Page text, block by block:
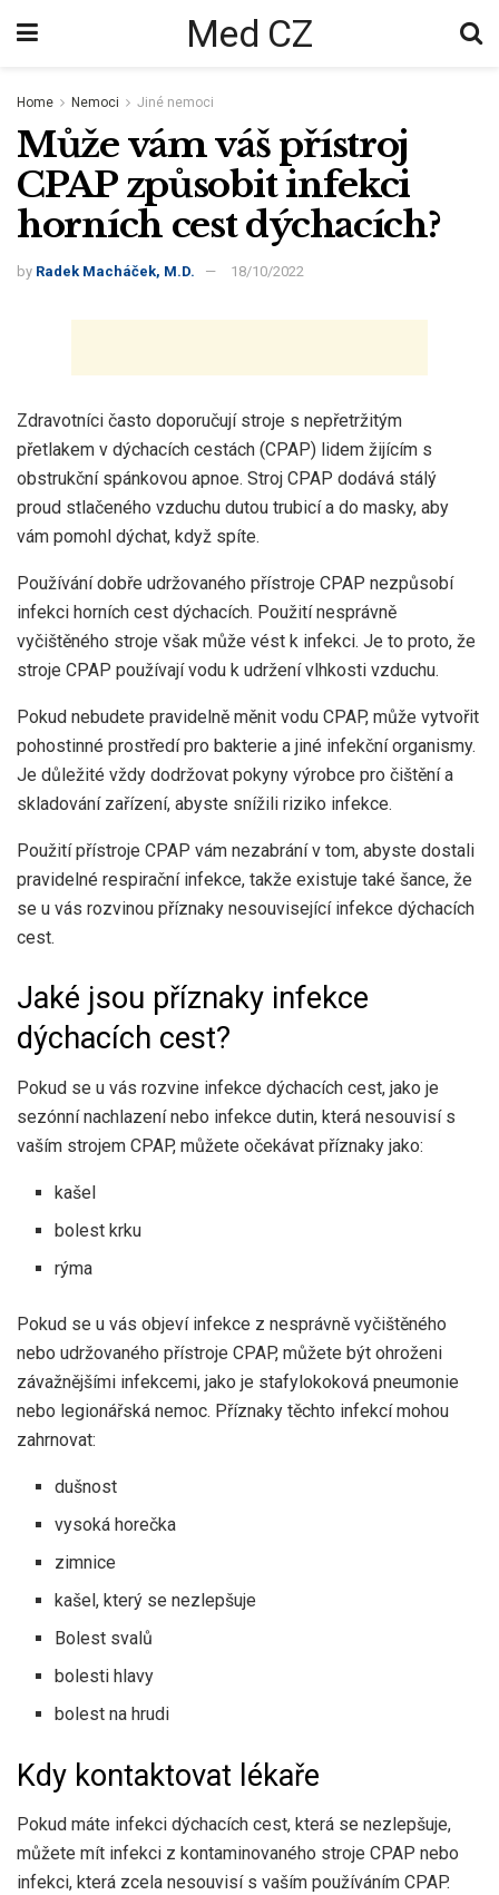
Med CZ
Home Nemoci Jiné nemoci
Může vám váš přístroj
CPAP způsobit infekci
horních cest dýchacích?
by Radek Macháček, M.D. 18/10/2022
Zdravotníci často doporučují stroje s nepřetržitým
přetlakem v dýchacích cestách (CPAP) lidem žijícím s
obstrukční spánkovou apnoe. Stroj CPAP dodává stálý
proud stlačeného vzduchu dutou trubicí a do masky, aby
vám pomohl dýchat, když spíte.
Používání dobře udržovaného přístroje CPAP nezpůsobí
infekci horních cest dýchacích. Použití nesprávně
vyčištěného stroje však může vést k infekci. Je to proto, že
stroje CPAP používají vodu k udržení vlhkosti vzduchu.
Pokud nebudete pravidelně měnit vodu CPAP, může vytvořit
pohostinné prostředí pro bakterie a jiné infekční organismy.
Je důležité vždy dodržovat pokyny výrobce pro čištění a
skladování zařízení, abyste snížili riziko infekce.
Použití přístroje CPAP vám nezabrání v tom, abyste dostali
pravidelné respirační infekce, takže existuje také šance, že
se u vás rozvinou příznaky nesouvisející infekce dýchacích
cest.
Jaké jsou příznaky infekce
dýchacích cest?
Pokud se u vás rozvine infekce dýchacích cest, jako je
sezónní nachlazení nebo infekce dutin, která nesouvisí s
vaším strojem CPAP, můžete očekávat příznaky jako:
kašel
bolest krku
rýma
Pokud se u vás objeví infekce z nesprávně vyčištěného
nebo udržovaného přístroje CPAP, můžete být ohroženi
závažnějšími infekcemi, jako je stafylokoková pneumonie
nebo legionářská nemoc. Příznaky těchto infekcí mohou
zahrnovat:
dušnost
vysoká horečka
zimnice
kašel, který se nezlepšuje
Bolest svalů
bolesti hlavy
bolest na hrudi
Kdy kontaktovat lékaře
Pokud máte infekci dýchacích cest, která se nezlepšuje,
můžete mít infekci z kontaminovaného stroje CPAP nebo
infekci, která zcela nesouvisí s vaším používáním CPAP.